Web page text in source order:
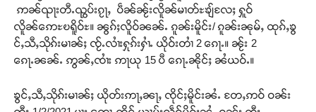
ဢၼ်ၺႃးတီႉၺွပ်းၵႂႃႇ ပဵၼ်ၼႂ်းလိူၼ်မၢတ်ႊၶျ်လႄႈ ႁူဝ်
လိူၼ်ဢေႊၿရိူဝ်ႊ။ ၼွၵ်ႈလိူဝ်ၼၼ်ႉ ၵူၼ်းမိူင်း/ ၵူၼ်းၼုမ်ႇ ထုၵ်ႇၶွ
င်ႇသီႇသိုၵ်းမၢၼ်ႈ ၸႂ်ႉလၢႆးႁုၵ်းႁၢႆႉ ယိုဝ်းတၢႆ 2 ၵေႃႉ။ ၼႂ်း 2
ၵေႃႉၼၼ်ႉ ဢွၼ်ႇၸၢႆး ဢႃယု 15 ပီ ၵေႃႉၼိုင်ႈ ၼႆယဝ်ႉ။
ၶွင်ႇသီႇသိုၵ်းမၢၼ်ႈ ယိုတ်းဢႃႇၼႃႇ ၸိုင်ႈမိူင်းၼႆႉ တႄႇဢဝ် ဝၼ်း